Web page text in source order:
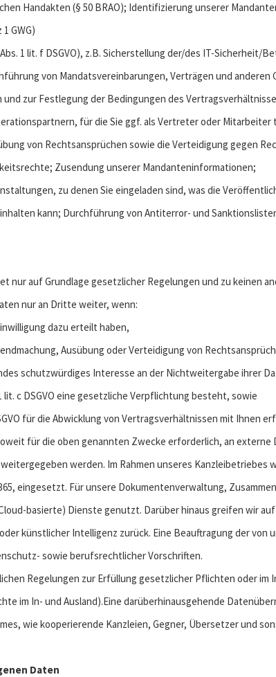
Handakten (§ 50 BRAO); Identifizierung unserer
GWG)
1 lit. f DSGVO), z.B. Sicherstellung der/des IT-Sicherheit/
von Mandatsvereinbarungen, Verträgen und anderen
zur Festlegung der Bedingungen des
für die Sie ggf. als Vertreter oder Mitarbeiter
von Rechtsansprüchen sowie die Verteidigung gegen
Zusendung unserer Mandanteninformationen;
zu denen Sie eingeladen sind, was die
kann; Durchführung von Antiterror- und
auf Grundlage gesetzlicher Regelungen und zu keinen
nur an Dritte weiter, wenn:
dazu erteilt haben,
Ausübung oder Verteidigung von
schutzwürdiges Interesse an der Nichtweitergabe ihrer
lit. c DSGVO eine gesetzliche Verpflichtung besteht, sowie
für die Abwicklung von Vertragsverhältnissen mit Ihnen
für die oben genannten Zwecke erforderlich, an externe
werden. Im Rahmen unseres Kanzleibetriebes
eingesetzt. Für unsere Dokumentenverwaltung,
basierte) Dienste genutzt. Darüber hinaus greifen wir
künstlicher Intelligenz zurück. Eine Beauftragung der von
sowie berufsrechtlicher Vorschriften.
Regelungen zur Erfüllung gesetzlicher Pflichten oder im
im In- und Ausland).Eine darüberhinausgehende
wie kooperierende Kanzleien, Gegner, Übersetzer und
Daten